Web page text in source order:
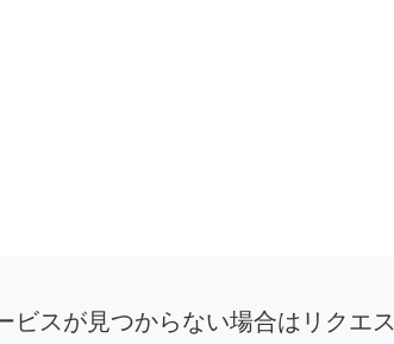
ビスが見つからない場合はリクエス